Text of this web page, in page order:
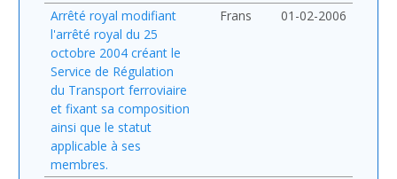
Arrêté royal modifiant
l'arrêté royal du 25
octobre 2004 créant le
Service de Régulation
du Transport ferroviaire
et fixant sa composition
ainsi que le statut
applicable à ses
membres.
Frans 01-02-2006